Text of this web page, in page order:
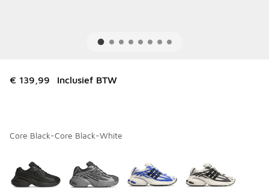
€ 139,99 Inclusief BTW
Core Black-Core Black-White